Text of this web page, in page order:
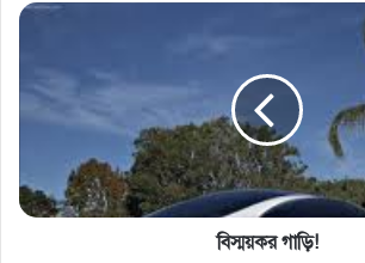
বিস্ময়কর গাড়ি!